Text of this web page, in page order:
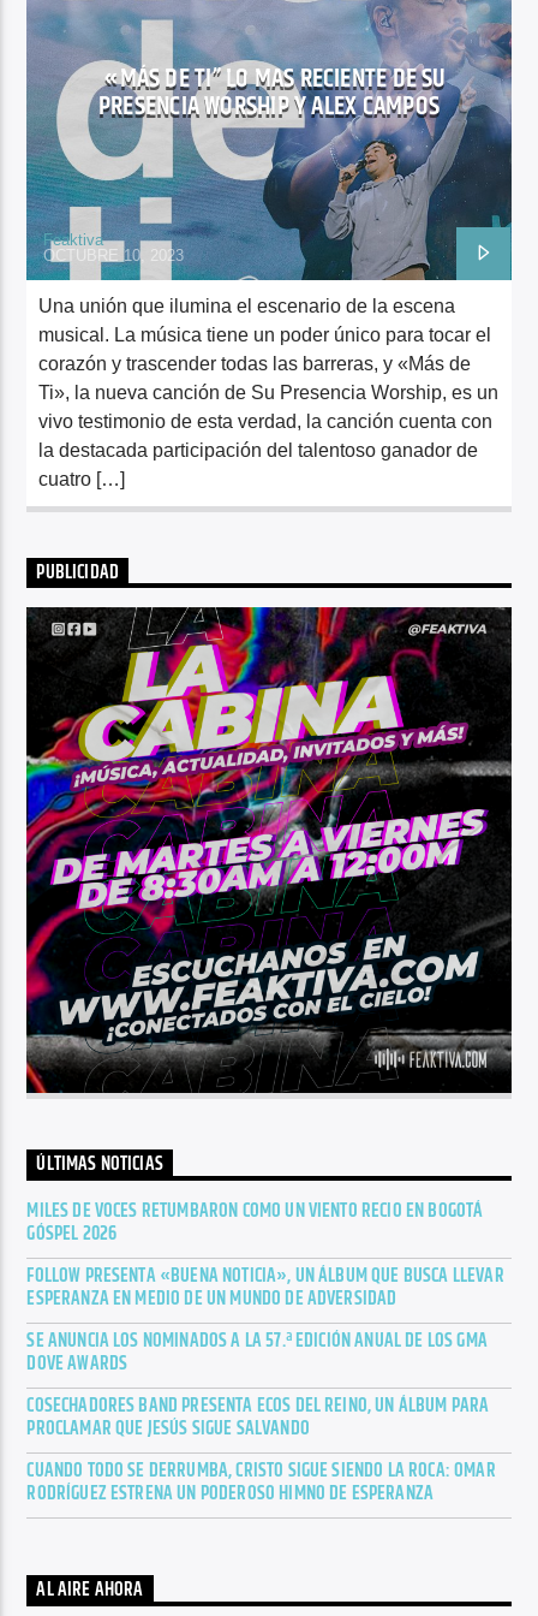
MIRANDO MÁS ALTO
«MÁS DE TI” LO MAS RECIENTE DE SU
PRESENCIA WORSHIP Y ALEX CAMPOS
Feaktiva
OCTUBRE 10, 2023
Una unión que ilumina el escenario de la escena
musical. La música tiene un poder único para tocar el
corazón y trascender todas las barreras, y «Más de
Ti», la nueva canción de Su Presencia Worship, es un
vivo testimonio de esta verdad, la canción cuenta con
la destacada participación del talentoso ganador de
cuatro […]
PUBLICIDAD
ÚLTIMAS NOTICIAS
MILES DE VOCES RETUMBARON COMO UN VIENTO RECIO EN BOGOTÁ
GÓSPEL 2026
FOLLOW PRESENTA «BUENA NOTICIA», UN ÁLBUM QUE BUSCA LLEVAR
ESPERANZA EN MEDIO DE UN MUNDO DE ADVERSIDAD
SE ANUNCIA LOS NOMINADOS A LA 57.ª EDICIÓN ANUAL DE LOS GMA
DOVE AWARDS
COSECHADORES BAND PRESENTA ECOS DEL REINO, UN ÁLBUM PARA
PROCLAMAR QUE JESÚS SIGUE SALVANDO
CUANDO TODO SE DERRUMBA, CRISTO SIGUE SIENDO LA ROCA: OMAR
RODRÍGUEZ ESTRENA UN PODEROSO HIMNO DE ESPERANZA
AL AIRE AHORA